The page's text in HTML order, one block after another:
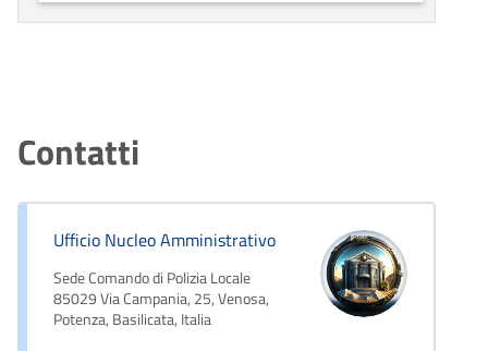
Contatti
Ufficio Nucleo Amministrativo
Sede Comando di Polizia Locale
85029 Via Campania, 25, Venosa,
Potenza, Basilicata, Italia